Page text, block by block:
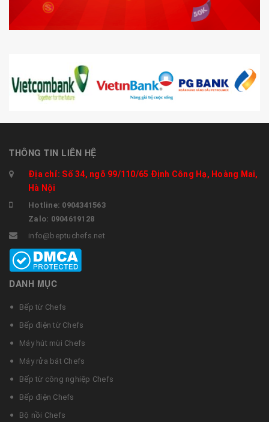
THÔNG TIN LIÊN HỆ
Địa chỉ: Số 34, ngõ 99/110/65 Định Công Hạ, Hoàng Mai,
Hà Nội
Hotline: 0904341563
Zalo: 0904619128
info@beptuchefs.net
DANH MỤC
Bếp từ Chefs
Bếp điện từ Chefs
Máy hút mùi Chefs
Máy rửa bát Chefs
Bếp từ công nghiệp Chefs
Bếp điện Chefs
Bộ nồi Chefs